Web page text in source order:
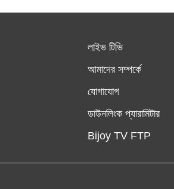
লাইভ টিভি
আমাদের সম্পর্কে
যোগাযোগ
ডাউনলিংক প্যারামিটার
Bijoy TV FTP